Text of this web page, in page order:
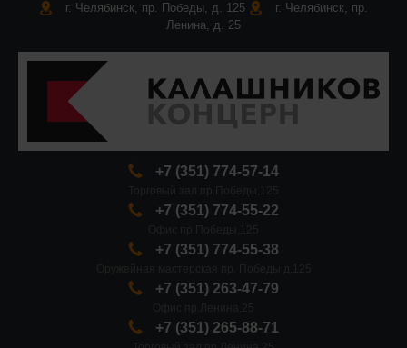
г. Челябинск, пр. Победы, д. 125
г. Челябинск, пр.
Ленина, д. 25
+7 (351) 774-57-14
+7 (351) 774-55-22
+7 (351) 774-55-38
+7 (351) 263-47-79
+7 (351) 265-88-71